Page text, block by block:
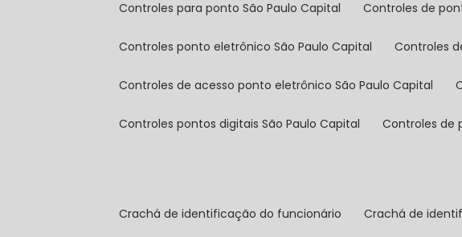
controles para ponto São Paulo Capital controles de
controles ponto eletrônico São Paulo Capital controles
controles de acesso ponto eletrônico São Paulo Capital
controles pontos digitais São Paulo Capital controles de
crachá de identificação do funcionário crachá de